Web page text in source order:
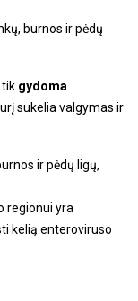
burnos ir pėdų
tik gydoma
sukelia valgymas ir
ir pėdų ligų,
regionui yra
kelią enteroviruso